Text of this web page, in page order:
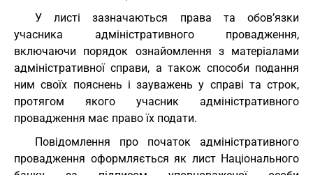
У листі зазначаються права та обов’язки
учасника адміністративного провадження,
включаючи порядок ознайомлення з матеріалами
адміністративної справи, а також способи подання
ним своїх пояснень і зауважень у справі та строк,
протягом якого учасник адміністративного
провадження має право їх подати.
Повідомлення про початок адміністративного
провадження оформляється як лист Національного